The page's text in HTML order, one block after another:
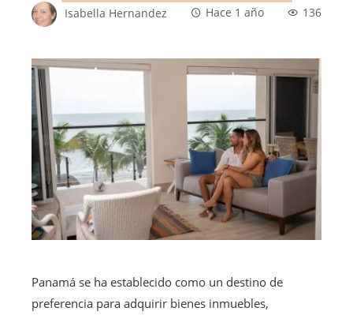
Isabella Hernandez Hace 1 año 136
Panamá se ha establecido como un destino de
preferencia para adquirir bienes inmuebles,